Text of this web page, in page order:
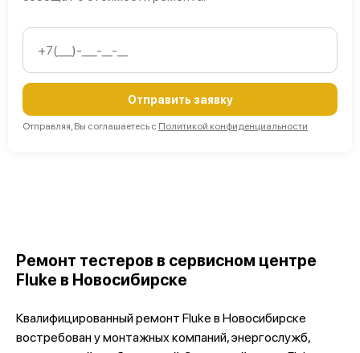
Отправить заявку
Отправляя, Вы соглашаетесь с Политикой конфиденциальности
Ремонт тестеров в сервисном центре
Fluke в Новосибирске
Квалифицированный ремонт Fluke в Новосибирске
востребован у монтажных компаний, энергослужб,